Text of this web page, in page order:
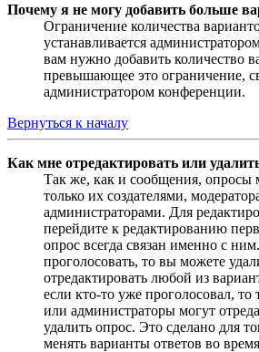
Почему я не могу добавить больше
Ограничение количества
устанавливается
вам нужно добавить количество
превышающее это ограничение,
администратором конференции.
Вернуться к началу
Как мне отредактировать или
Так же, как и сообщения, опросы
только их создателями,
администраторами. Для
перейдите к редактированию
опрос всегда связан именно с
проголосовать, то вы можете
отредактировать любой из
если кто-то уже проголосовал, то
или администраторы могут
удалить опрос. Это сделано для
менять варианты ответов во